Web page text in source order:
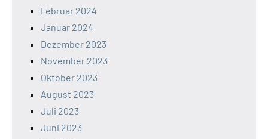
Februar 2024
Januar 2024
Dezember 2023
November 2023
Oktober 2023
August 2023
Juli 2023
Juni 2023